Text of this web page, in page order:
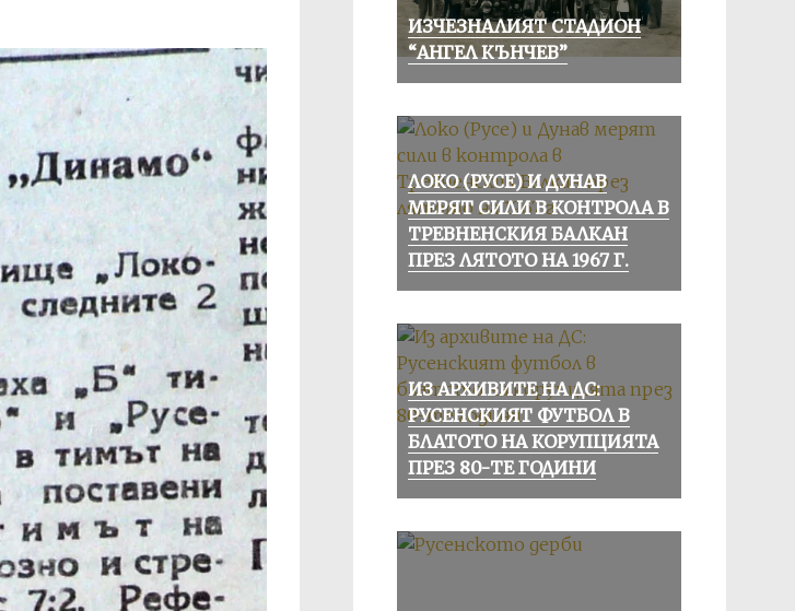
ИЗЧЕЗНАЛИЯТ СТАДИОН
“АНГЕЛ КЪНЧЕВ”
ЛОКО (РУСЕ) И ДУНАВ
МЕРЯТ СИЛИ В КОНТРОЛА В
ТРЕВНЕНСКИЯ БАЛКАН
ПРЕЗ ЛЯТОТО НА 1967 Г.
ИЗ АРХИВИТЕ НА ДС:
РУСЕНСКИЯТ ФУТБОЛ В
БЛАТОТО НА КОРУПЦИЯТА
ПРЕЗ 80-ТЕ ГОДИНИ